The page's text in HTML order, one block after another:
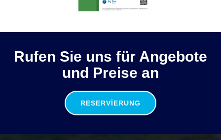
Rufen Sie uns für Angebote
und Preise an
RESERVIERUNG